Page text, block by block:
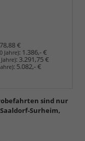
€
Jahre): 1.386,- €
: 3.291,75 €
: 5.082,- €
sind nur
Surheim,